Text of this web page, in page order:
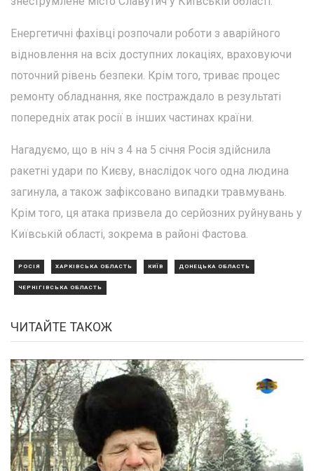
Енергетичні фахівці розпочали роботи з аварійного
відновлення на всіх доступних локаціях, враховуючи
поточний рівень безпеки. Крім того, триває процес
ремонту обладнання, яке постраждало в результаті
попередніх атак росії в інших частинах країни.
Нагадуємо, що в ніч з 4 на 5 січня Росія здійснила
ракетні удари по Києву, внаслідок чого одна людина
загинула, а також зафіксовано випадки травмувань.
Крім того, ця атака призвела до серйозних руйнувань у
Київській області, зокрема в районі Фастова.
РОСІЯ ХАРКІВСЬКА ОБЛАСТЬ КИЇВ ДОНЕЦЬКА ОБЛАСТЬ
ЧЕРНІГІВСЬКА ОБЛАСТЬ
ЧИТАЙТЕ ТАКОЖ